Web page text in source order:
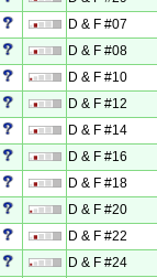
D & F #07
D & F #08
D & F #10
D & F #12
D & F #14
D & F #16
D & F #18
D & F #20
D & F #22
D & F #24